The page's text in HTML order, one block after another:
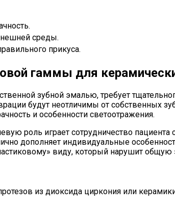
среды.
прикуса.
гаммы для
зубной эмалью, требует
будут неотличимы от собственных
и особенности светоотражения.
роль играет сотрудничество
дополняет индивидуальные
виду, который нарушит общую
из диоксида циркония или